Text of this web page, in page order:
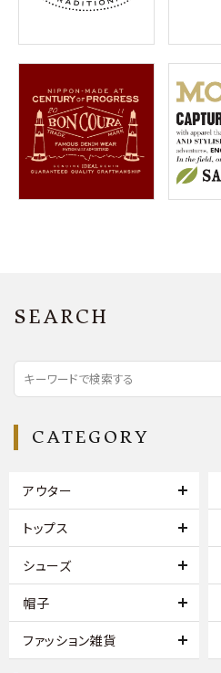
SEARCH
CATEGORY
アウター
トップス
シューズ
帽子
ファッション雑貨